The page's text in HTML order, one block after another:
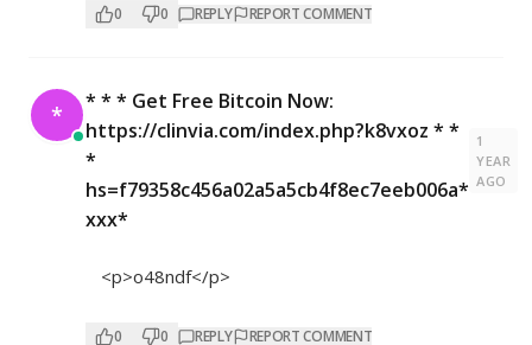
0 0 REPLY REPORT COMMENT
*
* * * Get Free Bitcoin Now:
https://clinvia.com/index.php?k8vxoz * *
*
hs=f79358c456a02a5a5cb4f8ec7eeb006a*
ххх*
1
YEAR
AGO
<p>o48ndf</p>
0 0 REPLY REPORT COMMENT